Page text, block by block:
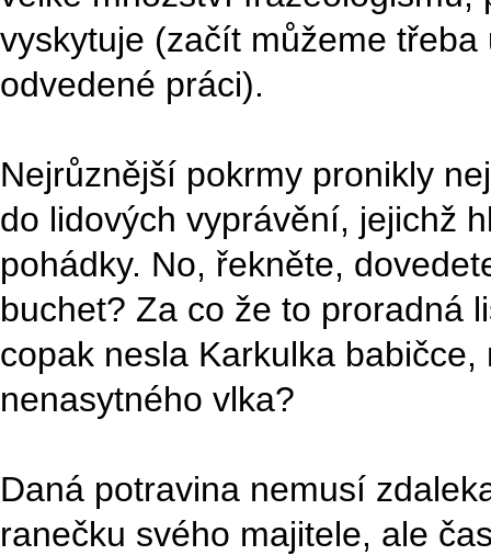
vyskytuje (začít můžeme
odvedené práci).
Nejrůznější pokrmy pronikly
do lidových vyprávění, jejichž
pohádky. No, řekněte,
buchet? Za co že to proradná
copak nesla Karkulka
nenasytného vlka?
Daná potravina nemusí
ranečku svého majitele, ale